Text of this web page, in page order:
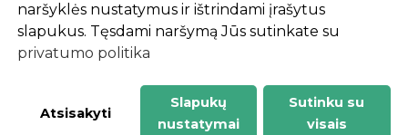
Apie mus
Prekių pirkimo – pardavimo taisyklės
Prekių pristatymas ir atsiėmimas
naršyklės nustatymus ir ištrindami įrašytus
slapukus. Tęsdami naršymą Jūs sutinkate su
privatumo politika
Atsisakyti
Slapukų
nustatymai
Sutinku su
visais